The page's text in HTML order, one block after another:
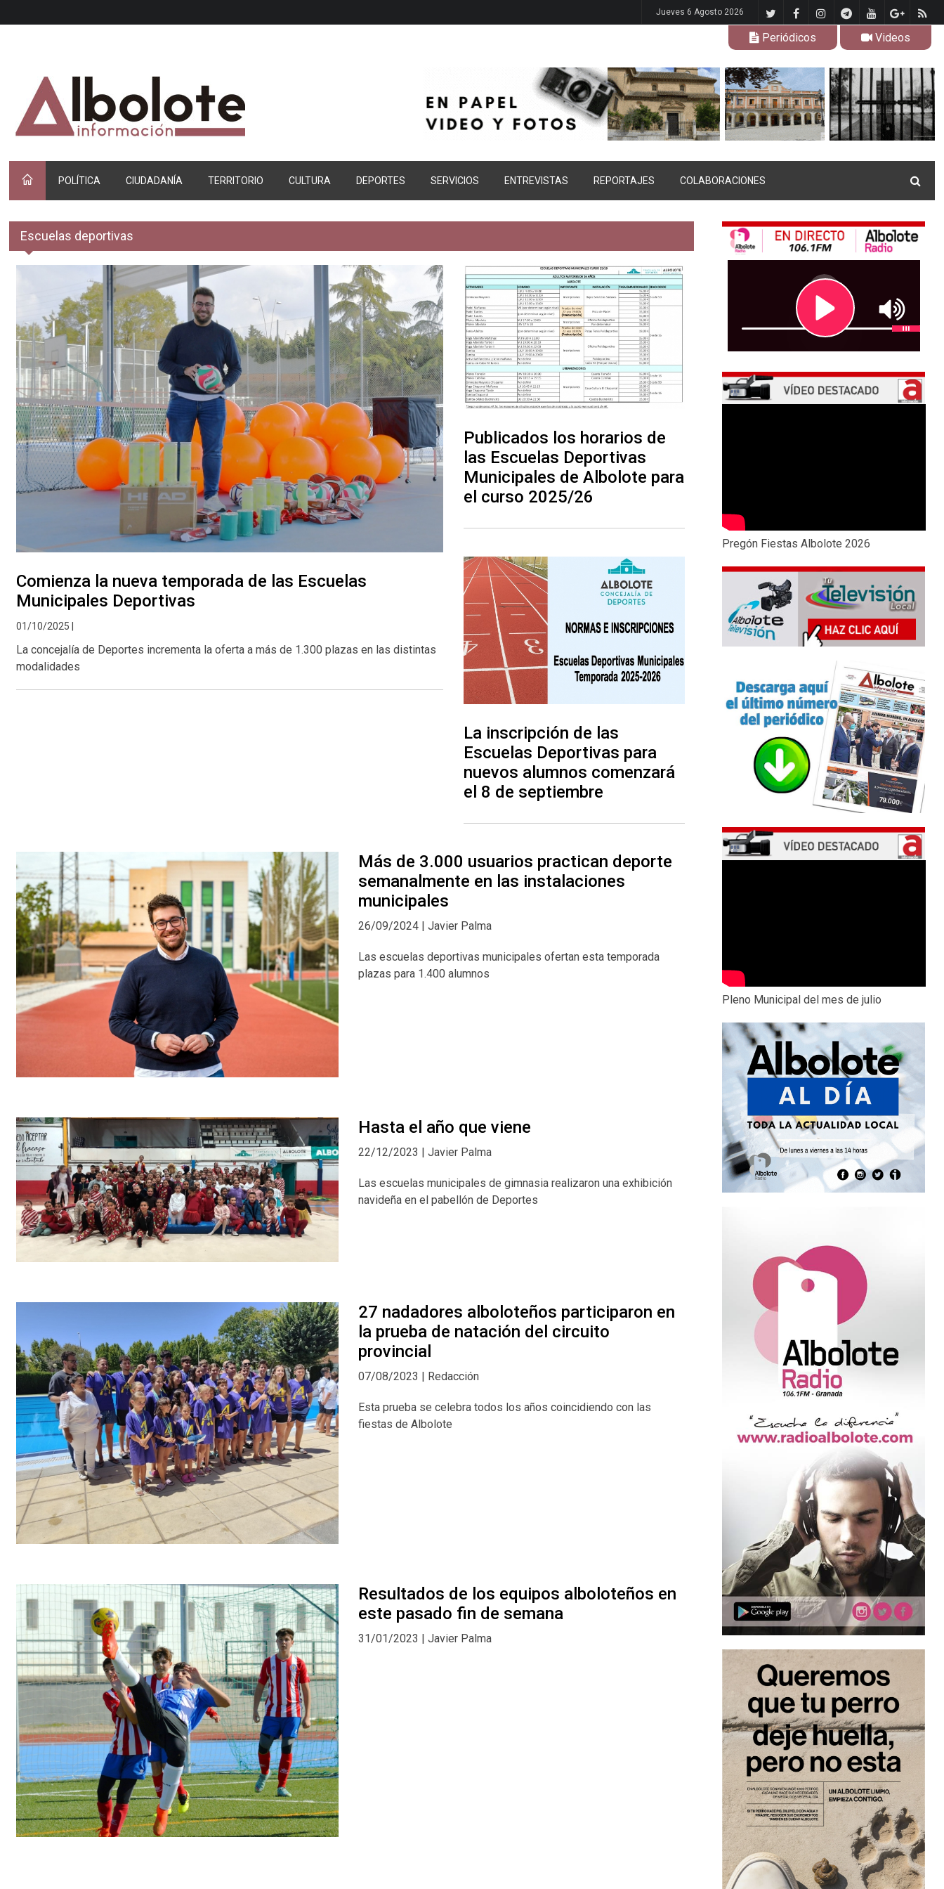
Jueves 6 Agosto 2026
Periódicos Videos
POLÍTICA CIUDADANÍA TERRITORIO CULTURA DEPORTES SERVICIOS ENTREVISTAS REPORTAJES COLABORACIONES
Escuelas deportivas
Comienza la nueva temporada de las Escuelas
Municipales Deportivas
01/10/2025 |
La concejalía de Deportes incrementa la oferta a más de 1.300 plazas en las distintas
modalidades
Publicados los horarios de
las Escuelas Deportivas
Municipales de Albolote para
el curso 2025/26
La inscripción de las
Escuelas Deportivas para
nuevos alumnos comenzará
el 8 de septiembre
Más de 3.000 usuarios practican deporte
semanalmente en las instalaciones
municipales
26/09/2024 | Javier Palma
Las escuelas deportivas municipales ofertan esta temporada
plazas para 1.400 alumnos
Hasta el año que viene
22/12/2023 | Javier Palma
Las escuelas municipales de gimnasia realizaron una exhibición
navideña en el pabellón de Deportes
27 nadadores alboloteños participaron en
la prueba de natación del circuito
provincial
07/08/2023 | Redacción
Esta prueba se celebra todos los años coincidiendo con las
fiestas de Albolote
Resultados de los equipos alboloteños en
este pasado fin de semana
31/01/2023 | Javier Palma
Pregón Fiestas Albolote 2026
Pleno Municipal del mes de julio